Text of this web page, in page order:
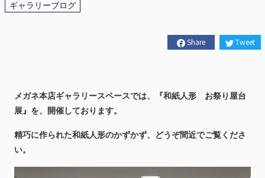
ギャラリーブログ
Share Tweet
メガネ本店ギャラリースペースでは、『和紙人形 お祭り屋台
展』を、開催しております。
精巧に作られた和紙人形のかずかず、どうぞ間近でご覧くださ
い。